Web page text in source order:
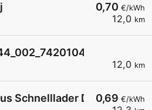
0,70 €/kWh
12,0 km
12,0 km
0,69 €/kWh
Schnelllader DC150kW